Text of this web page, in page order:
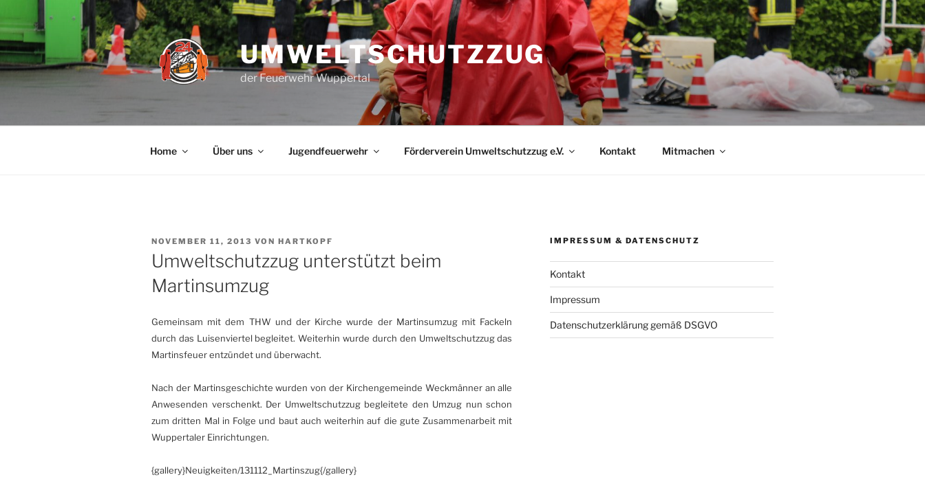
Inhalt
springen
UMWELTSCHUTZZUG
der Feuerwehr Wuppertal
Home Über uns Jugendfeuerwehr Förderverein Umweltschutzzug e.V. Kontakt Mitmachen
VERÖFFENTLICHT
AM
NOVEMBER 11, 2013 VON HARTKOPF
Umweltschutzzug unterstützt beim
Martinsumzug
Gemeinsam mit dem THW und der Kirche wurde der Martinsumzug mit Fackeln
durch das Luisenviertel begleitet. Weiterhin wurde durch den Umweltschutzzug das
Martinsfeuer entzündet und überwacht.
Nach der Martinsgeschichte wurden von der Kirchengemeinde Weckmänner an alle
Anwesenden verschenkt. Der Umweltschutzzug begleitete den Umzug nun schon
zum dritten Mal in Folge und baut auch weiterhin auf die gute Zusammenarbeit mit
Wuppertaler Einrichtungen.
{gallery}Neuigkeiten/131112_Martinszug{/gallery}
IMPRESSUM & DATENSCHUTZ
Kontakt
Impressum
Datenschutzerklärung gemäß DSGVO